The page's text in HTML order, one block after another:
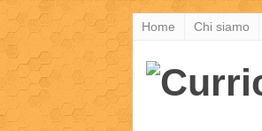
Home Chi siamo